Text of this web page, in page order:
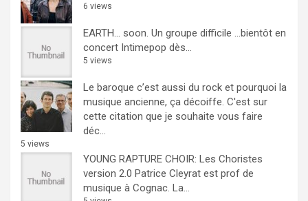
6 views
EARTH… soon. Un groupe difficile ...bientôt en
concert Intimepop dès...
5 views
Le baroque c’est aussi du rock et pourquoi la
musique ancienne, ça décoiffe. C'est sur
cette citation que je souhaite vous faire
déc...
5 views
YOUNG RAPTURE CHOIR: Les Choristes
version 2.0 Patrice Cleyrat est prof de
musique à Cognac. La...